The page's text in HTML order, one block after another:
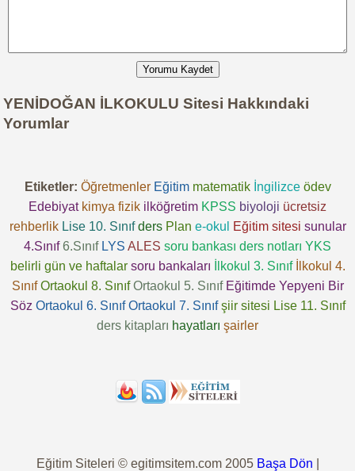
Yorumu Kaydet
YENİDOĞAN İLKOKULU Sitesi Hakkındaki
Yorumlar
Etiketler: Öğretmenler Eğitim matematik İngilizce ödev
Edebiyat kimya fizik ilköğretim KPSS biyoloji ücretsiz
rehberlik Lise 10. Sınıf ders Plan e-okul Eğitim sitesi sunular
4.Sınıf 6.Sınıf LYS ALES soru bankası ders notları YKS
belirli gün ve haftalar soru bankaları İlkokul 3. Sınıf
İlkokul 4.
Sınıf Ortaokul 8. Sınıf Ortaokul 5. Sınıf Eğitimde Yepyeni Bir
Söz Ortaokul 6. Sınıf Ortaokul 7. Sınıf şiir sitesi Lise 11. Sınıf
ders kitapları hayatları şairler
Eğitim Siteleri © egitimsitem.com 2005 Başa Dön